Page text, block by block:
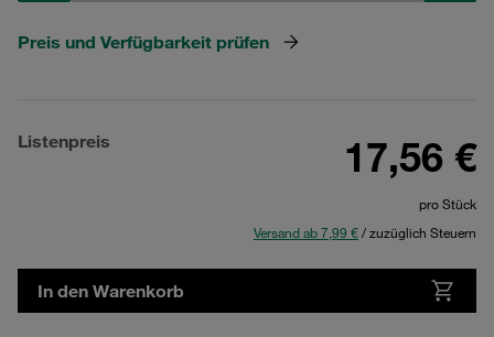
Preis und Verfügbarkeit prüfen
Listenpreis 17,56 €
pro Stück
Versand ab 7,99 €/ zuzüglich Steuern
In den Warenkorb